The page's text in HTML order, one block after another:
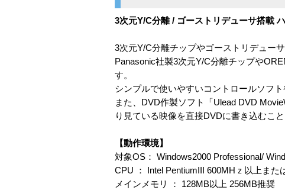
3次元Y/C分離 / ゴーストリデューサ搭載
3次元Y/C分離チップやゴーストリデュー
Panasonic社製3次元Y/C分離チップや
す。
シンプルで使いやすいコントロールソフ
また、DVD作製ソフト「Ulead DVD
り見ている映像を直接DVDに書き込むこと
【動作環境】
対象OS： Windows2000 Professional/
CPU ： Intel PentiumIII 600MHｚ以上また
メインメモリ ： 128MB以上 256MB推奨